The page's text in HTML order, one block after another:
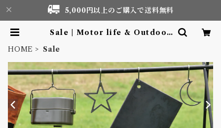
5,000円以上のご購入で送料無料
Sale | Motor life & Outdoor
HOME Sale